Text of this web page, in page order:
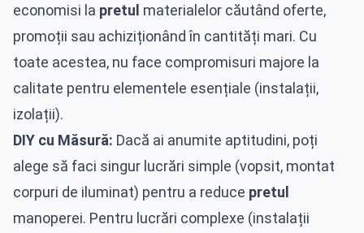
economisi la pretul materialelor căutând oferte,
promoții sau achiziționând în cantități mari. Cu
toate acestea, nu face compromisuri majore la
calitate pentru elementele esențiale (instalații,
izolații).
DIY cu Măsură: Dacă ai anumite aptitudini, poți
alege să faci singur lucrări simple (vopsit, montat
corpuri de iluminat) pentru a reduce pretul
manoperei. Pentru lucrări complexe (instalații